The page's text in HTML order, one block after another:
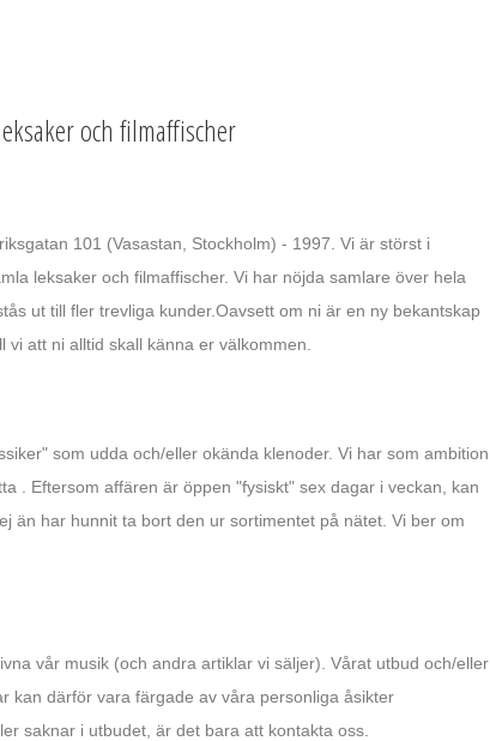
och filmaffischer
101 (Vasastan, Stockholm) - 1997. Vi är störst i
leksaker och filmaffischer. Vi har nöjda samlare över hela
ut till fler trevliga kunder.Oavsett om ni är en ny bekantskap
att ni alltid skall känna er välkommen.
som udda och/eller okända klenoder. Vi har som ambition
. Eftersom affären är öppen "fysiskt" sex dagar i veckan, kan
än har hunnit ta bort den ur sortimentet på nätet. Vi ber om
vår musik (och andra artiklar vi säljer). Vårat utbud och/eller
kan därför vara färgade av våra personliga åsikter
saknar i utbudet, är det bara att kontakta oss.